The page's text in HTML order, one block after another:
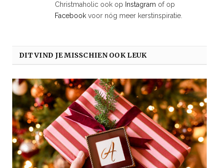
Christmaholic ook op Instagram of op
Facebook voor nóg meer kerstinspiratie.
DIT VIND JE MISSCHIEN OOK LEUK